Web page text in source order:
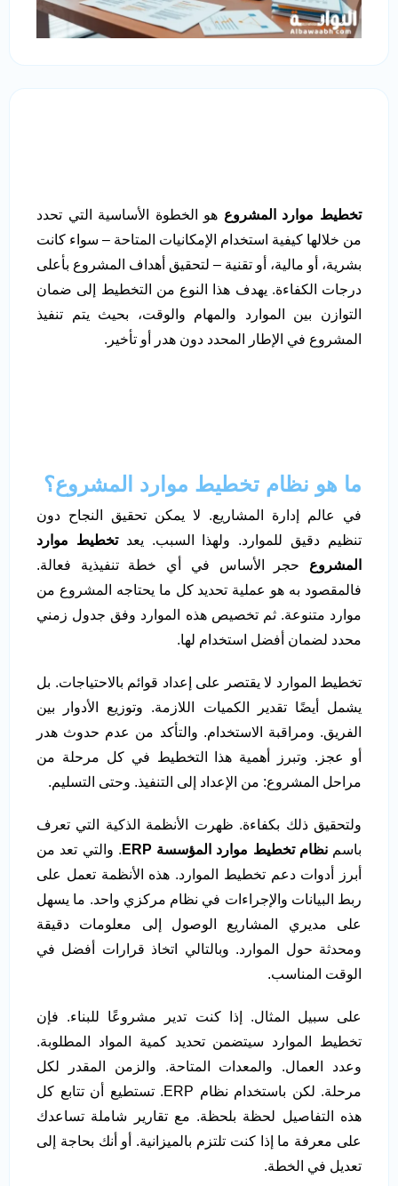
تخطيط موارد المشروع هو الخطوة الأساسية التي تحدد
من خلالها كيفية استخدام الإمكانيات المتاحة – سواء كانت
بشرية، أو مالية، أو تقنية – لتحقيق أهداف المشروع بأعلى
درجات الكفاءة. يهدف هذا النوع من التخطيط إلى ضمان
التوازن بين الموارد والمهام والوقت، بحيث يتم تنفيذ
المشروع في الإطار المحدد دون هدر أو تأخير.
ما هو نظام تخطيط موارد المشروع؟
في عالم إدارة المشاريع. لا يمكن تحقيق النجاح دون
تنظيم دقيق للموارد. ولهذا السبب. يعدتخطيط موارد
المشروع حجر الأساس في أي خطة تنفيذية فعالة.
فالمقصود به هو عملية تحديد كل ما يحتاجه المشروع من
موارد متنوعة. ثم تخصيص هذه الموارد وفق جدول زمني
محدد لضمان أفضل استخدام لها.
تخطيط الموارد لا يقتصر على إعداد قوائم بالاحتياجات. بل
يشمل أيضًا تقدير الكميات اللازمة. وتوزيع الأدوار بين
الفريق. ومراقبة الاستخدام. والتأكد من عدم حدوث هدر
أو عجز. وتبرز أهمية هذا التخطيط في كل مرحلة من
مراحل المشروع: من الإعداد إلى التنفيذ. وحتى التسليم.
ولتحقيق ذلك بكفاءة. ظهرت الأنظمة الذكية التي تعرف
باسمنظام تخطيط موارد المؤسسة
. والتي تعد من
أبرز أدوات دعم تخطيط الموارد. هذه الأنظمة تعمل على
ربط البيانات والإجراءات في نظام مركزي واحد. ما يسهل
على مديري المشاريع الوصول إلى معلومات دقيقة
ومحدثة حول الموارد. وبالتالي اتخاذ قرارات أفضل في
الوقت المناسب.
على سبيل المثال. إذا كنت تدير مشروعًا للبناء. فإن
تخطيط الموارد سيتضمن تحديد كمية المواد المطلوبة.
وعدد العمال. والمعدات المتاحة. والزمن المقدر لكل
مرحلة. لكن باستخدام نظام ERP. تستطيع أن تتابع كل
هذه التفاصيل لحظة بلحظة. مع تقارير شاملة تساعدك
على معرفة ما إذا كنت تلتزم بالميزانية. أو أنك بحاجة إلى
تعديل في الخطة.